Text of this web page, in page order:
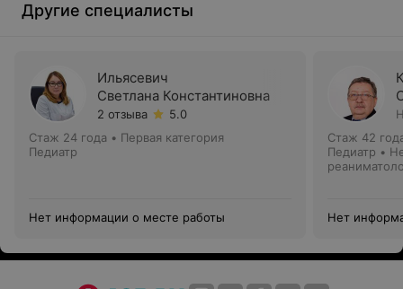
Другие специалисты
Ильясевич
Светлана Константиновна
2 отзыва
5.0
Стаж 24 года • Первая категория
Педиатр
Нет информации о месте работы
Стаж 42
Педиатр •
Нет